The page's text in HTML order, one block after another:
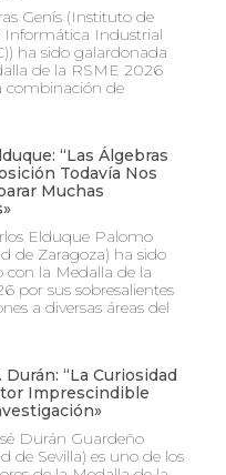
Genís (Instituto de
Informática Industrial
ha sido galardonada
de la RSME 2026
combinación de
“Las Álgebras
Todavía Nos
Muchas
Elduque Palomo
de Zaragoza) ha sido
con la Medalla de la
por sus sobresalientes
a diversas áreas del
“La Curiosidad
Imprescindible
Durán Guardeño
de Sevilla) es uno de los